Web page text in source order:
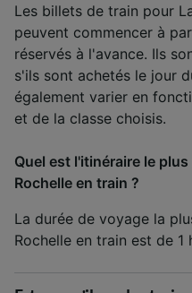
Les billets de train pour
peuvent commencer à
réservés à l'avance. Ils
s'ils sont achetés le jour
également varier en
et de la classe choisis.
Quel est l'itinéraire le
Rochelle en train ?
La durée de voyage la
Rochelle en train est de 1